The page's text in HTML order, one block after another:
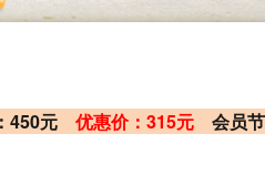
450元 优惠价：315元 会员